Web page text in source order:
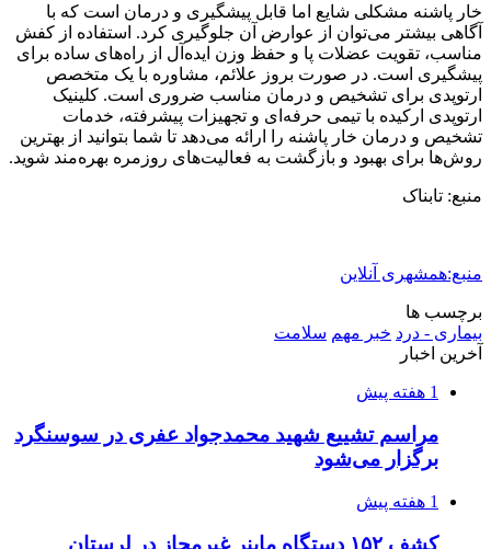
خار پاشنه مشکلی شایع اما قابل پیشگیری و درمان است که با
آگاهی بیشتر می‌توان از عوارض آن جلوگیری کرد. استفاده از کفش
مناسب، تقویت عضلات پا و حفظ وزن ایده‌آل از راه‌های ساده برای
پیشگیری است. در صورت بروز علائم، مشاوره با یک متخصص
ارتوپدی برای تشخیص و درمان مناسب ضروری است. کلینیک
ارتوپدی ارکیده با تیمی حرفه‌ای و تجهیزات پیشرفته، خدمات
تشخیص و درمان خار پاشنه را ارائه می‌دهد تا شما بتوانید از بهترین
روش‌ها برای بهبود و بازگشت به فعالیت‌های روزمره بهره‌مند شوید.
منبع: تابناک
منبع:همشهری آنلاین
برچسب ها
بیماری - درد خبر مهم سلامت
آخرین اخبار
1 هفته پیش
مراسم تشییع شهید محمدجواد عفری در سوسنگرد
برگزار می‌شود
1 هفته پیش
کشف ۱۵۲ دستگاه ماینر غیرمجاز در لرستان